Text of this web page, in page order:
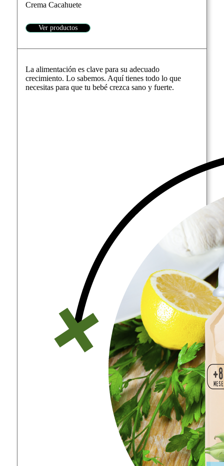
Crema Cacahuete
Ver productos
La alimentación es clave para su adecuado
crecimiento. Lo sabemos. Aquí tienes todo lo que
necesitas para que tu bebé crezca sano y fuerte.